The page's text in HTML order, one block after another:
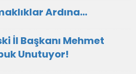
Ardına…
İl Başkanı Mehmet
Unutuyor!